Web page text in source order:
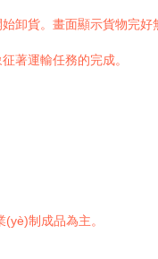
貨。畫面顯示貨物完
著運輸任務的完成。
制成品為主。